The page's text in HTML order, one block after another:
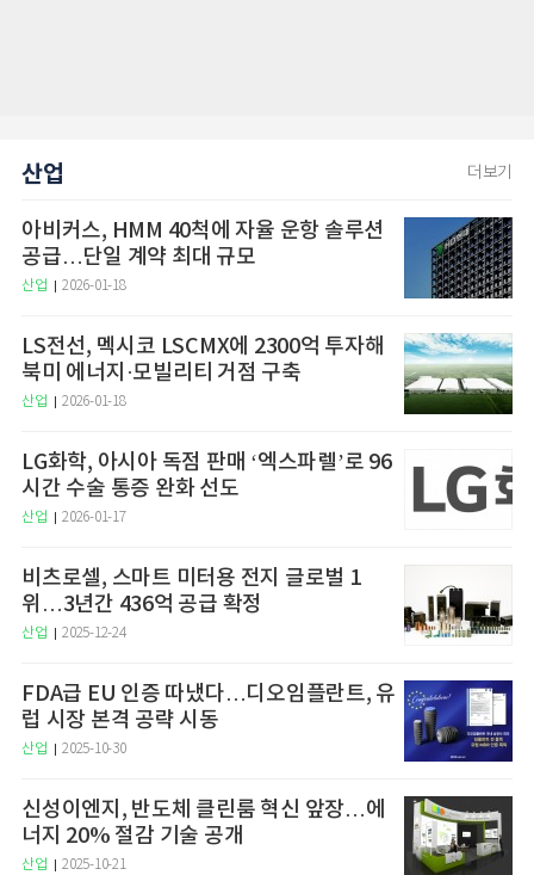
산업 더보기
아비커스, HMM 40척에 자율 운항 솔루션
공급…단일 계약 최대 규모
산업 2026-01-18
LS전선, 멕시코 LSCMX에 2300억 투자해
북미 에너지·모빌리티 거점 구축
산업 2026-01-18
LG화학, 아시아 독점 판매 ‘엑스파렐’로 96
시간 수술 통증 완화 선도
산업 2026-01-17
비츠로셀, 스마트 미터용 전지 글로벌 1
위…3년간 436억 공급 확정
산업 2025-12-24
FDA급 EU 인증 따냈다…디오임플란트, 유
럽 시장 본격 공략 시동
산업 2025-10-30
신성이엔지, 반도체 클린룸 혁신 앞장…에
너지 20% 절감 기술 공개
산업 2025-10-21